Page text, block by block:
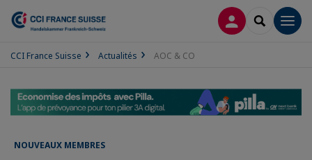
CONNEXION
CCI France Suisse Actualités AOC & CO
NOUVEAUX MEMBRES